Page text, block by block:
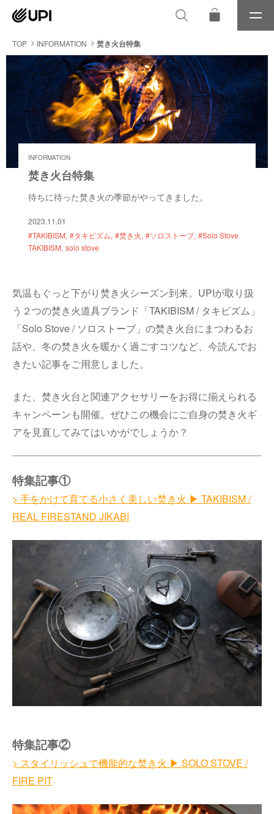
メ
ニ
ー
TOP INFORMATION 焚き火台特集
INFORMATION
焚き火台特集
待ちに待った焚き火の季節がやってきました。
2023.11.01
#TAKIBISM #タキビズム #焚き火 #ソロストーブ #Solo Stove
TAKIBISM solo stove
気温もぐっと下がり焚き火シーズン到来。UPIが取り扱
う２つの焚き火道具ブランド「TAKIBISM / タキビズム」
「Solo Stove / ソロストーブ」の焚き火台にまつわるお
話や、冬の焚き火を暖かく過ごすコツなど、今読んでお
きたい記事をご用意しました。
また、焚き火台と関連アクセサリーをお得に揃えられる
キャンペーンも開催。ぜひこの機会にご自身の焚き火ギ
アを見直してみてはいかがでしょうか？
特集記事①
> 手をかけて育てる小さく美しい焚き火 ▶︎ TAKIBISM /
REAL FIRESTAND JIKABI
特集記事②
> スタイリッシュで機能的な焚き火 ▶︎ SOLO STOVE /
FIRE PIT